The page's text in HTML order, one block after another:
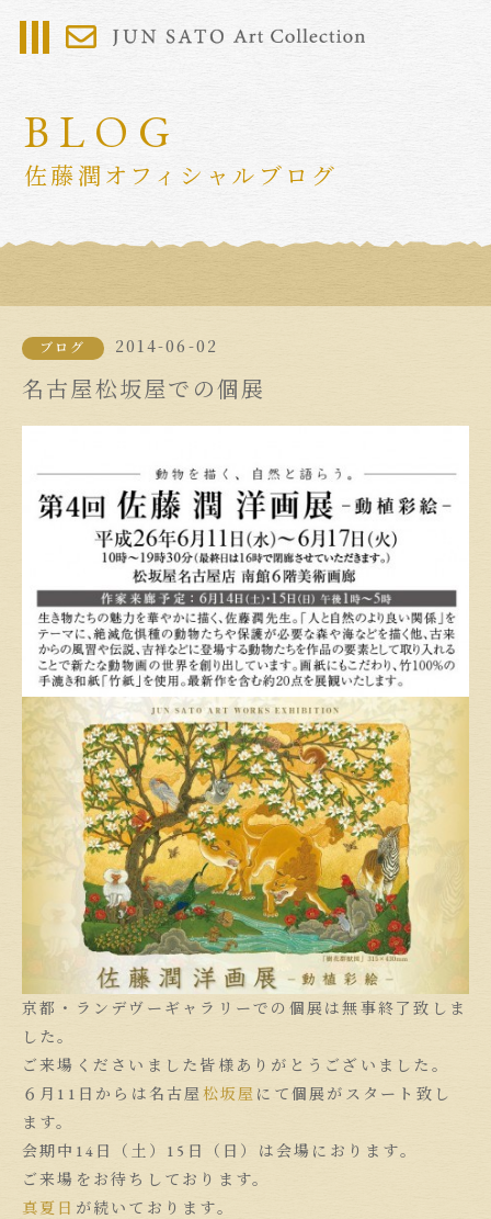
BLOG
佐藤潤オフィシャルブログ
ブログ 2014-06-02
名古屋松坂屋での個展
京都・ランデヴーギャラリーでの個展は無事終了致しま
した。
ご来場くださいました皆様ありがとうございました。
６月11日からは名古屋 松坂屋 にて個展がスタート致し
ます。
会期中14日（土）15日（日）は会場におります。
ご来場をお待ちしております。
真夏日 が続いております。